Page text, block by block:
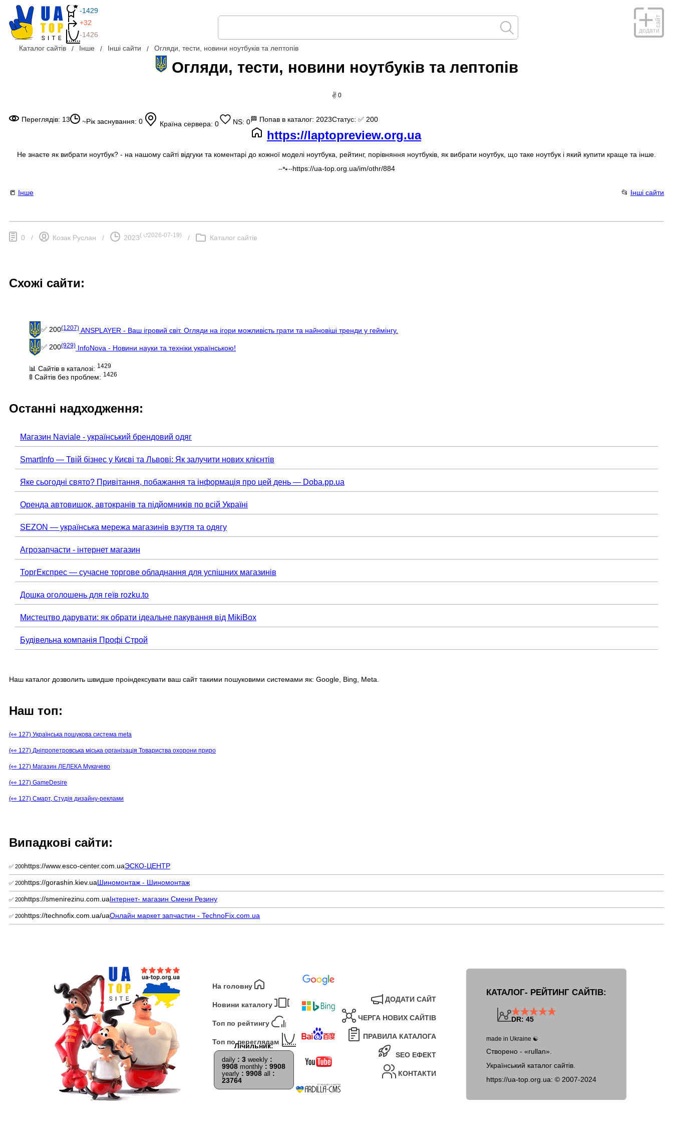
-1429
+32
-1426
додати
сайт
Каталог сайтів Інше Інші сайти Огляди, тести, новини ноутбуків та лептопів
Огляди, тести, новини ноутбуків та лептопів
✌ 0
Переглядів: 13 ~Рік заснування: 0 Країна сервера: 0 NS: 0🏁 Попав в каталог: 2023Статус: ✅ 200
https://laptopreview.org.ua
Не знаєте як вибрати ноутбук? - на нашому сайті відгуки та коментарі до кожної моделі ноутбука, рейтинг, порівняння ноутбуків, як вибрати ноутбук, що таке ноутбук і який купити краще та інше.
--🐾--https://ua-top.org.ua/im/othr/884
📒 Інше 📂 Інші сайти
0 / Козак Руслан / 2023( ⮍2026-07-19) / Каталог сайтів
Схожі сайти:
✅ 200(1207) ANSPLAYER - Ваш ігровий світ. Огляди на ігори можливість грати та найновіші тренди у геймінгу.
✅ 200(929) InfoNova - Новини науки та техніки українською!
📊 Сайтів в каталозі: 1429
🚦 Сайтів без проблем: 1426
Останні надходження:
Магазин Naviale - український брендовий одяг
SmartInfo — Твій бізнес у Києві та Львові: Як залучити нових клієнтів
Яке сьогодні свято? Привітання, побажання та інформація про цей день — Doba.pp.ua
Оренда автовишок, автокранів та підйомників по всій Україні
SEZON — українська мережа магазинів взуття та одягу
Агрозапчасти - інтернет магазин
ТоргЕкспрес — сучасне торгове обладнання для успішних магазинів
Дошка оголошень для геїв rozku.to
Мистецтво дарувати: як обрати ідеальне пакування від MikiBox
Будівельна компанія Профі Строй
Наш каталог дозволить швидше проіндексувати ваш сайт такими пошуковими системами як: Google, Bing, Meta.
Наш топ:
(👀 127) Українська пошукова система meta
(👀 127) Дніпропетровська міська організація Товариства охорони приро
(👀 127) Магазин ЛЕЛЕКА Мукачево
(👀 127) GameDesire
(👀 127) Смарт, Студія дизайну-реклами
Випадкові сайти:
✅ 200https://www.esco-center.com.uaЭСКО-ЦЕНТР
✅ 200https://gorashin.kiev.uaШиномонтаж - Шиномонтаж
✅ 200https://smenirezinu.com.uaІнтернет- магазин Смени Резину
✅ 200https://technofix.com.ua/uaОнлайн маркет запчастин - TechnoFix.com.ua
На головну
Новини каталогу
Топ по рейтингу
Топ по переглядам
daily : 3 weekly :
9908 monthly : 9908
yearly : 9908 all
:
23764
ДОДАТИ САЙТ
ЧЕРГА НОВИХ САЙТІВ
ПРАВИЛА КАТАЛОГА
SEO ЕФЕКТ
КОНТАКТИ
КАТАЛОГ- РЕЙТИНГ САЙТІВ:
DR: 45
made in Ukraine ☯
Створено - «rullan».
Український каталог сайтів.
https://ua-top.org.ua: © 2007-2024